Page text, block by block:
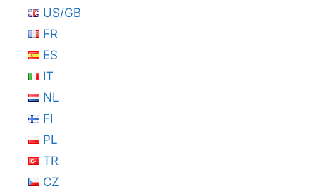
US/GB
FR
ES
IT
NL
FI
PL
TR
CZ